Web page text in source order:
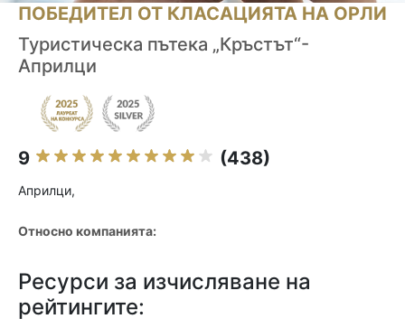
ПОБЕДИТЕЛ ОТ КЛАСАЦИЯТА НА ОРЛИ
Туристическа пътека „Кръстът“-
Априлци
9 (438)
Априлци,
Относно компанията:
Ресурси за изчисляване на
рейтингите: